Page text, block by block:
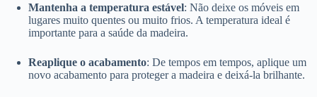
Mantenha a temperatura estável: Não deixe os móveis em
lugares muito quentes ou muito frios. A temperatura ideal é
importante para a saúde da madeira.
Reaplique o acabamento: De tempos em tempos, aplique um
novo acabamento para proteger a madeira e deixá-la brilhante.